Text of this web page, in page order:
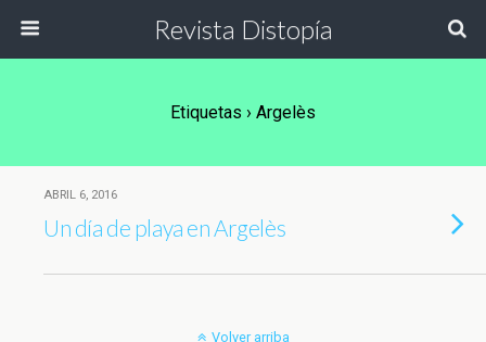
Revista Distopía
Etiquetas › Argelès
ABRIL 6, 2016
Un día de playa en Argelès
Volver arriba